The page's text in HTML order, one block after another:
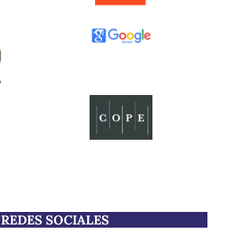
REDES SOCIALES